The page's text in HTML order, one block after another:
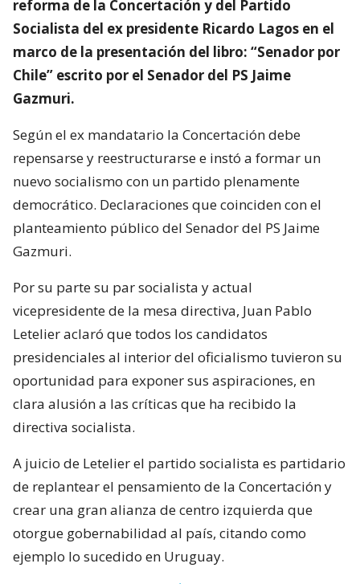
reforma de la Concertación y del Partido
Socialista del ex presidente Ricardo Lagos en el
marco de la presentación del libro: “Senador por
Chile” escrito por el Senador del PS Jaime
Gazmuri.
Según el ex mandatario la Concertación debe
repensarse y reestructurarse e instó a formar un
nuevo socialismo con un partido plenamente
democrático. Declaraciones que coinciden con el
planteamiento público del Senador del PS Jaime
Gazmuri.
Por su parte su par socialista y actual
vicepresidente de la mesa directiva, Juan Pablo
Letelier aclaró que todos los candidatos
presidenciales al interior del oficialismo tuvieron su
oportunidad para exponer sus aspiraciones, en
clara alusión a las críticas que ha recibido la
directiva socialista.
A juicio de Letelier el partido socialista es partidario
de replantear el pensamiento de la Concertación y
crear una gran alianza de centro izquierda que
otorgue gobernabilidad al país, citando como
ejemplo lo sucedido en Uruguay.